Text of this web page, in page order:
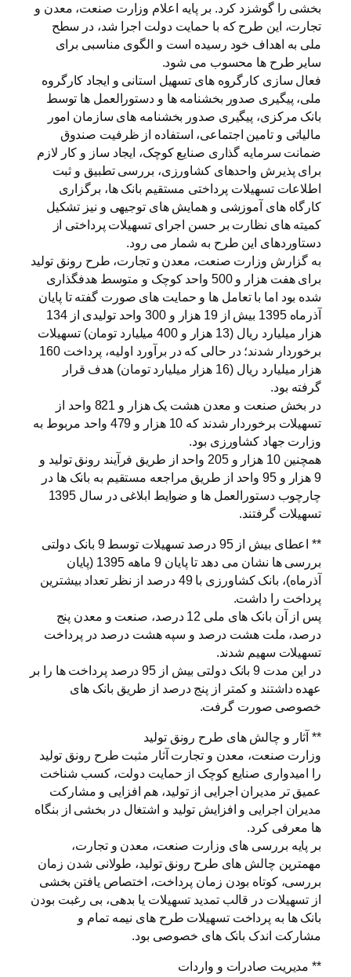
بخشی را گوشزد کرد. بر پایه اعلام وزارت صنعت، معدن و
تجارت، این طرح که با حمایت دولت اجرا شد، در سطح
ملی به اهداف خود رسیده است و الگوی مناسبی برای
سایر طرح ها محسوب می شود.
فعال سازی کارگروه های تسهیل استانی و ایجاد کارگروه
ملی، پیگیری صدور بخشنامه ها و دستورالعمل ها توسط
بانک مرکزی، پیگیری صدور بخشنامه های سازمان امور
مالیاتی و تامین اجتماعی، استفاده از ظرفیت صندوق
ضمانت سرمایه گذاری صنایع کوچک، ‌ایجاد ساز و کار لازم
برای پذیرش واحدهای کشاورزی، بررسی تطبیق و ثبت
اطلاعات تسهیلات پرداختی مستقیم بانک ها، برگزاری
کارگاه های آموزشی و همایش های توجیهی و نیز تشکیل
کمیته های نظارت بر حسن اجرای تسهیلات پرداختی از
دستاوردهای این طرح به شمار می رود.
به گزارش وزارت صنعت، معدن و تجارت، طرح رونق تولید
برای هفت هزار و 500 واحد کوچک و متوسط هدفگذاری
شده بود اما با تعامل ها و حمایت های صورت گفته تا پایان
آذرماه 1395 بیش از 19 هزار و 300 واحد تولیدی از 134
هزار میلیارد ریال (13 هزار و 400 میلیارد تومان) تسهیلات
برخوردار شدند؛ در حالی که در برآورد اولیه، پرداخت 160
هزار میلیارد ریال (16 هزار میلیارد تومان) هدف قرار
گرفته بود.
در بخش صنعت و معدن هشت یک هزار و 821 واحد از
تسهیلات برخوردار شدند که 10 هزار و 479 واحد مربوط به
وزارت جهاد کشاورزی بود.
همچنین 10 هزار و 205 واحد از طریق فرآیند رونق تولید و
9 هزار و 95 واحد از طریق مراجعه مستقیم به بانک ها در
چارچوب دستورالعمل ها و ضوایط ابلاغی در سال 1395
تسهیلات گرفتند.
** اعطای بیش از 95 درصد تسهیلات توسط 9 بانک دولتی
بررسی ها نشان می دهد تا پایان 9 ماهه 1395 (پایان
آذرماه)، بانک کشاورزی با 49 درصد از نظر تعداد بیشترین
پرداخت را داشت.
پس از آن بانک های ملی 12 درصد، صنعت و معدن پنج
درصد، ‌ملت هشت درصد و سپه هشت درصد در پرداخت
تسهیلات سهیم شدند.
در این مدت 9 بانک دولتی بیش از 95 درصد پرداخت ها را بر
عهده داشتند و کمتر از پنج درصد از طریق بانک های
خصوصی صورت گرفت.
** آثار و چالش های طرح رونق تولید
وزارت صنعت، معدن و تجارت آثار مثبت طرح رونق تولید
را امیدواری صنایع کوچک از حمایت دولت، کسب شناخت
عمیق تر مدیران اجرایی از تولید، هم افزایی و مشارکت
مدیران اجرایی و افزایش تولید و اشتغال در بخشی از بنگاه
ها معرفی کرد.
بر پایه بررسی های وزارت صنعت، معدن و تجارت،
مهمترین چالش های طرح رونق تولید، طولانی شدن زمان
بررسی، کوتاه بودن زمان پرداخت، اختصاص یافتن بخشی
از تسهیلات در قالب تمدید تسهیلات یا بدهی، بی رغبت بودن
بانک ها به پرداخت تسهیلات طرح های نیمه تمام و
‌مشارکت اندک بانک های خصوصی بود.
** مدیریت صادرات و واردات